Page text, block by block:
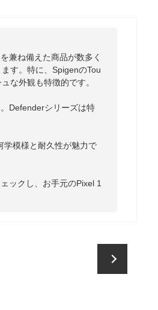
兼ね備えた商品が数多く
す。特に、SpigenのTou
な外観も特徴的です。
Defenderシリーズは特
学模様と耐久性が魅力で
ックし、お手元のPixel 1